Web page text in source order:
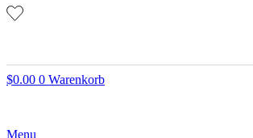
$0.00 0 Warenkorb
Menu